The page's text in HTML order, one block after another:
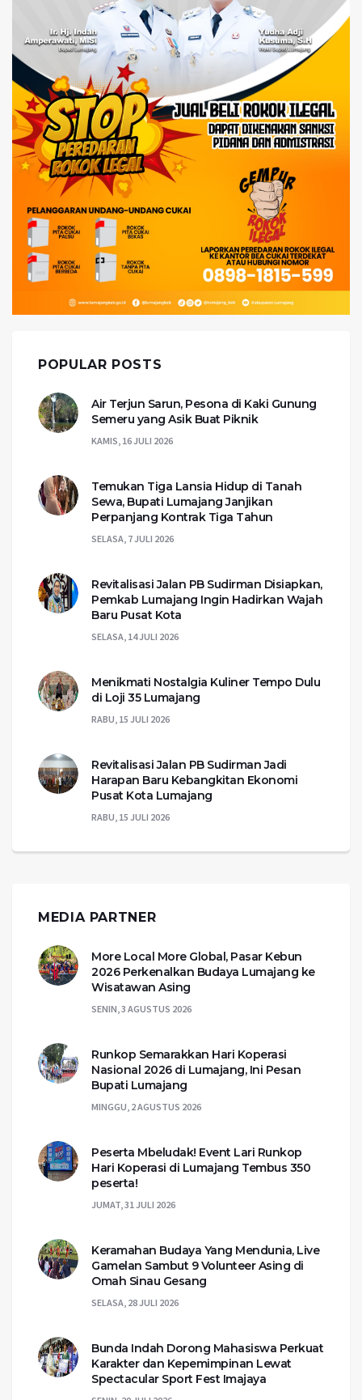
POPULAR POSTS
Air Terjun Sarun, Pesona di Kaki Gunung
Semeru yang Asik Buat Piknik
KAMIS, 16 JULI 2026
Temukan Tiga Lansia Hidup di Tanah
Sewa, Bupati Lumajang Janjikan
Perpanjang Kontrak Tiga Tahun
SELASA, 7 JULI 2026
Revitalisasi Jalan PB Sudirman Disiapkan,
Pemkab Lumajang Ingin Hadirkan Wajah
Baru Pusat Kota
SELASA, 14 JULI 2026
Menikmati Nostalgia Kuliner Tempo Dulu
di Loji 35 Lumajang
RABU, 15 JULI 2026
Revitalisasi Jalan PB Sudirman Jadi
Harapan Baru Kebangkitan Ekonomi
Pusat Kota Lumajang
RABU, 15 JULI 2026
MEDIA PARTNER
More Local More Global, Pasar Kebun
2026 Perkenalkan Budaya Lumajang ke
Wisatawan Asing
SENIN, 3 AGUSTUS 2026
Runkop Semarakkan Hari Koperasi
Nasional 2026 di Lumajang, Ini Pesan
Bupati Lumajang
MINGGU, 2 AGUSTUS 2026
Peserta Mbeludak! Event Lari Runkop
Hari Koperasi di Lumajang Tembus 350
peserta!
JUMAT, 31 JULI 2026
Keramahan Budaya Yang Mendunia, Live
Gamelan Sambut 9 Volunteer Asing di
Omah Sinau Gesang
SELASA, 28 JULI 2026
Bunda Indah Dorong Mahasiswa Perkuat
Karakter dan Kepemimpinan Lewat
Spectacular Sport Fest Imajaya